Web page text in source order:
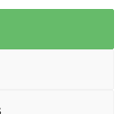
fee, a
at our
you